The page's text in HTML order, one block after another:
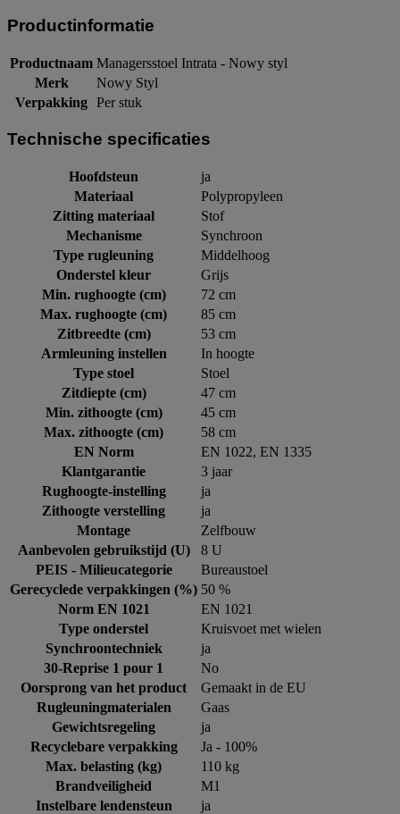
Productinformatie
Productnaam Managersstoel Intrata - Nowy styl
Merk
Nowy Styl
Verpakking Per stuk
Technische specificaties
Hoofdsteun
ja
Materiaal
Polypropyleen
Zitting materiaal
Stof
Mechanisme
Synchroon
Type rugleuning
Middelhoog
Onderstel kleur
Grijs
Min. rughoogte (cm)
72 cm
Max. rughoogte (cm)
85 cm
Zitbreedte (cm)
53 cm
Armleuning instellen
In hoogte
Type stoel
Stoel
Zitdiepte (cm)
47 cm
Min. zithoogte (cm)
45 cm
Max. zithoogte (cm)
58 cm
EN Norm
EN 1022, EN 1335
Klantgarantie
3 jaar
Rughoogte-instelling
ja
Zithoogte verstelling
ja
Montage
Zelfbouw
Aanbevolen gebruikstijd (U)
8 U
PEIS - Milieucategorie
Bureaustoel
Gerecyclede verpakkingen (%) 50 %
Norm EN 1021
EN 1021
Type onderstel
Kruisvoet met wielen
Synchroontechniek
ja
30-Reprise 1 pour 1
No
Oorsprong van het product
Gemaakt in de EU
Rugleuningmaterialen
Gaas
Gewichtsregeling
ja
Recyclebare verpakking
Ja - 100%
Max. belasting (kg)
110 kg
Brandveiligheid
M1
Instelbare lendensteun
ja